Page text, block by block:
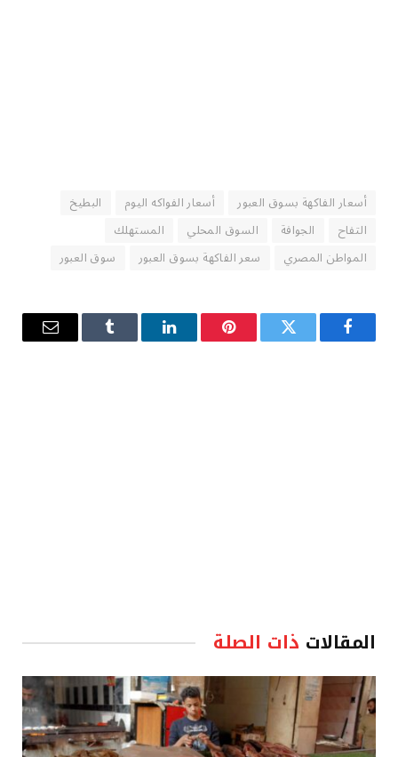
أسعار الفاكهة بسوق العبور أسعار الفواكه اليوم
البطيخ
التفاح
الجوافة السوق المحلي
المستهلك
المواطن المصري
سعر الفاكهة بسوق العبور سوق العبور
فيسبوك تويتر بينتيريستلينكدإن Tumblr
البريد
المقالات ذات الصلة